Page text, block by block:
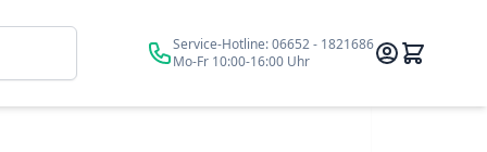
Suche Service-Hotline:06652 - 1821686
Mo-Fr 10:00-16:00 Uhr